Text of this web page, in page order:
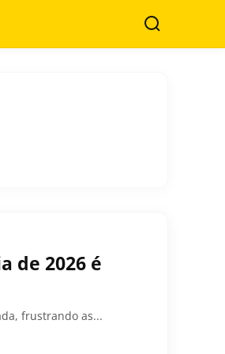
Buscar
de 2026 é
frustrando as...